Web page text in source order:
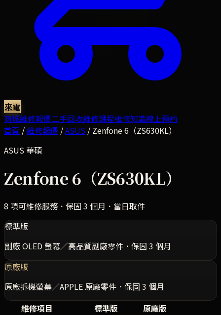
來電
商城維修報價二手回收維修課程維修知識線上預約
首頁 /維修報價 /ASUS / Zenfone 6（ZS630KL）
ASUS 華碩
Zenfone 6（ZS630KL）
8 項可維修服務．保固 3 個月．當日取件
標準版
副廠 OLED 螢幕／高品質副廠零件．保固 3 個月
原廠版
原廠拆機螢幕／APPLE 原廠零件．保固 3 個月
維修項目
標準版
原廠版